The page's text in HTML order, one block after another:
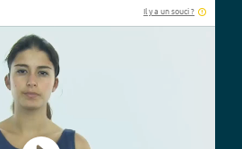
Il y a un souci ?